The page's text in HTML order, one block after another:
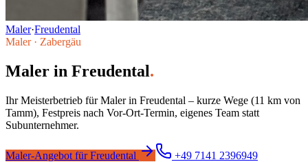
Maler·Freudental
Maler· Zabergäu
Maler in Freudental.
Ihr Meisterbetrieb fürMalerin Freudental – kurze Wege (11 km von
Tamm), Festpreis nach Vor-Ort-Termin, eigenes Team statt
Subunternehmer.
Maler-Angebot fürFreudental
+49 7141 2396949